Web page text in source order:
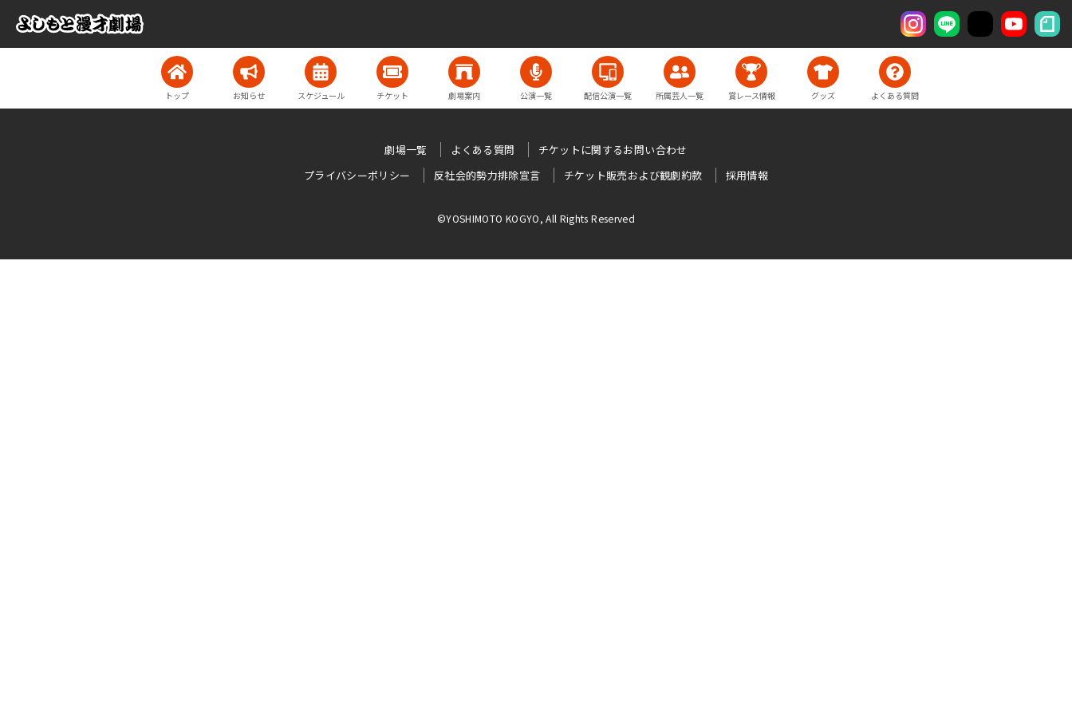
トップ お知らせ スケジュール チケット 劇場案内 公演一覧 配信公演一覧 所属芸人一覧 賞レース情報 グッズ よくある質問
劇場一覧 よくある質問
チケットに関するお問い合わせ
プライバシーポリシー
反社会的勢力排除宣言 チケット販売および観劇約款 採用情報
©YOSHIMOTO KOGYO, All Rights Reserved